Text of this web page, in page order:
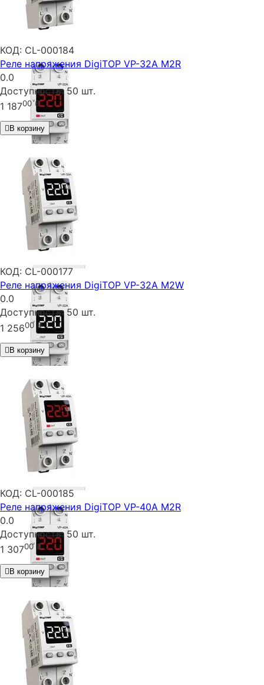
КОД: CL-000184
Реле напряжения DigiTOP VP-32A M2R
0.0
Доступность: 50 шт.
1 18700 ₴
В корзину
КОД: CL-000177
Реле напряжения DigiTOP VP-32A M2W
0.0
Доступность: 50 шт.
1 25600 ₴
В корзину
КОД: CL-000185
Реле напряжения DigiTOP VP-40A M2R
0.0
Доступность: 50 шт.
1 30700 ₴
В корзину